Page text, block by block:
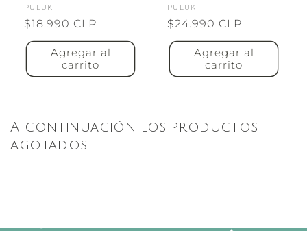
Proveedor:
PULUK
Precio
habitual
$18.990 CLP
Agregar al
carrito
Proveedor:
PULUK
Precio
habitual
$24.990 CLP
Agregar al
carrito
A continuación los productos
agotados: